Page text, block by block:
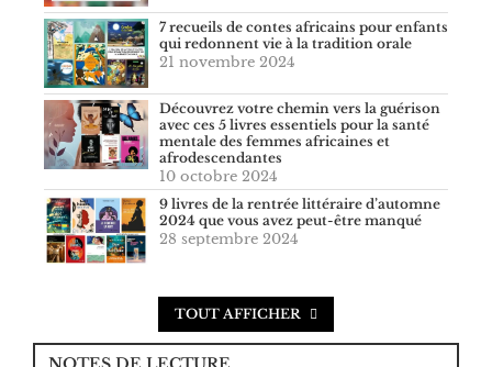
7 recueils de contes africains pour enfants
qui redonnent vie à la tradition orale
21 novembre 2024
Découvrez votre chemin vers la guérison
avec ces 5 livres essentiels pour la santé
mentale des femmes africaines et
afrodescendantes
10 octobre 2024
9 livres de la rentrée littéraire d’automne
2024 que vous avez peut-être manqué
28 septembre 2024
TOUT AFFICHER